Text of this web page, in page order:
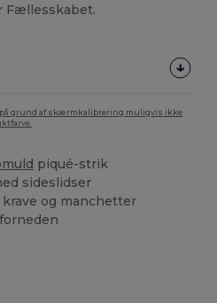
Fællesskabet.
grund af skærmkalibrering muligvis ikke
piqué-strik
sideslidser
og manchetter